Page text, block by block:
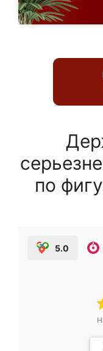
по
5.0